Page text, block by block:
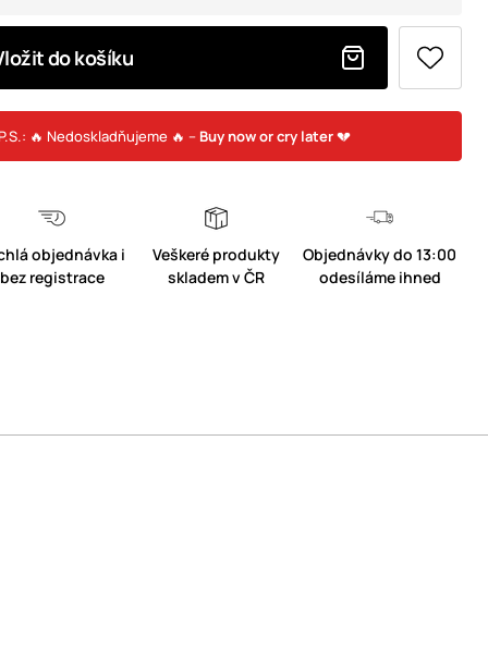
do košíku
P.S.: 🔥 Nedoskladňujeme 🔥 – Buy now or cry later💔
objednávka i
bez registrace
Veškeré produkty
skladem v ČR
Objednávky do 13:00
odesíláme ihned